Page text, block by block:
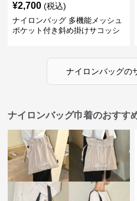
¥2,700 (税込)
ナイロンバッグ 多機能メッシュ
ポケット付き斜め掛けサコッシ
ナイロンバッグの
ナイロンバッグ巾着のおすす